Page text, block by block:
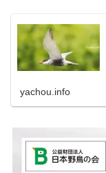
yachou.info